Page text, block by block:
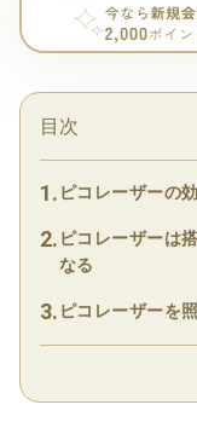
目次
ピコレーザーの
ピコレーザーは
なる
ピコレーザーを